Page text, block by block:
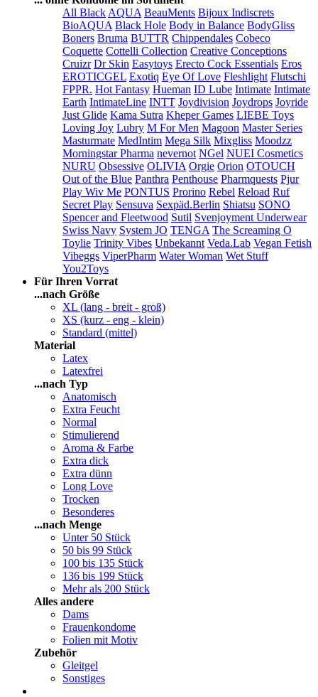
All Black AQUA BeauMents Bijoux Indiscrets
BioAQUA Black Hole Body in Balance BodyGliss
Boners Bruma BUTTR Chippendales Cobeco
Coquette Cottelli Collection Creative Conceptions
Cruizr Dr Skin Easytoys Erecto Cock Essentials Eros
EROTICGEL Exotiq Eye Of Love Fleshlight Flutschi
FPPR. Hot Fantasy Hueman ID Lube Intimate Intimate
Earth IntimateLine INTT Joydivision Joydrops Joyride
Just Glide Kama Sutra Kheper Games LIEBE Toys
Loving Joy Lubry M For Men Magoon Master Series
Masturmate MedIntim Mega Silk Mixgliss Moodzz
Morningstar Pharma nevernot NGel NUEI Cosmetics
NURU Obsessive OLIVIA Orgie Orion OTOUCH
Out of the Blue Panthra Penthouse Pharmquests Pjur
Play Wiv Me PONTUS Prorino Rebel Reload Ruf
Secret Play Sensuva Sexpäd.Berlin Shiatsu SONO
Spencer and Fleetwood Sutil Svenjoyment Underwear
Swiss Navy System JO TENGA The Screaming O
Toylie Trinity Vibes Unbekannt Veda.Lab Vegan Fetish
Vibeggs ViperPharm Water Woman Wet Stuff
You2Toys
Für Ihren Vorrat
...nach Größe
XL (lang - breit - groß)
XS (kurz - eng - klein)
Standard (mittel)
Material
Latex
Latexfrei
...nach Typ
Anatomisch
Extra Feucht
Normal
Stimulierend
Aroma & Farbe
Extra dick
Extra dünn
Long Love
Trocken
Besonderes
...nach Menge
Unter 50 Stück
50 bis 99 Stück
100 bis 135 Stück
136 bis 199 Stück
Mehr als 200 Stück
Alles andere
Dams
Frauenkondome
Folien mit Motiv
Zubehör
Gleitgel
Sonstiges